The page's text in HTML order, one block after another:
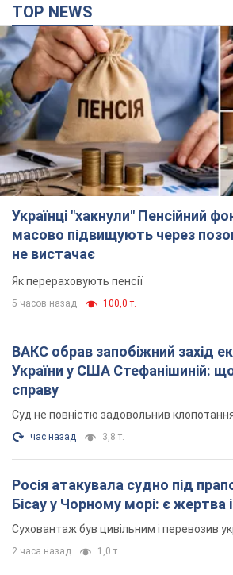
Українці "хакнули" Пенсійний
масово підвищують через
не вистачає
Як перераховують пенсії
5 часов назад 100,0 т.
ВАКС обрав запобіжний захід експосолці
України у США Стефанішиній: що відомо про
справу
Суд не повністю задовольнив клопотання
час назад 3,8 т.
Росія атакувала судно під
Бісау у Чорному морі: є жертва
2 часа назад